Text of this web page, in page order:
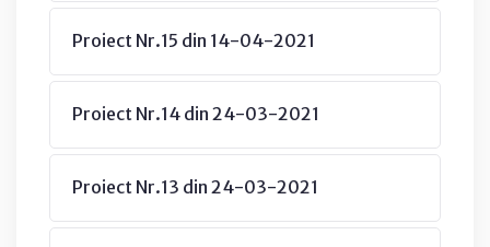
Proiect Nr.15 din 14-04-2021
Proiect Nr.14 din 24-03-2021
Proiect Nr.13 din 24-03-2021